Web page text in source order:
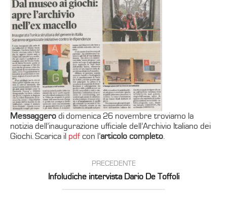
Messaggero di domenica 26 novembre troviamo la
notizia dell’inaugurazione ufficiale dell’Archivio Italiano dei
Giochi. Scarica il pdf con l’articolo completo.
PRECEDENTE
Infoludiche intervista Dario De Toffoli